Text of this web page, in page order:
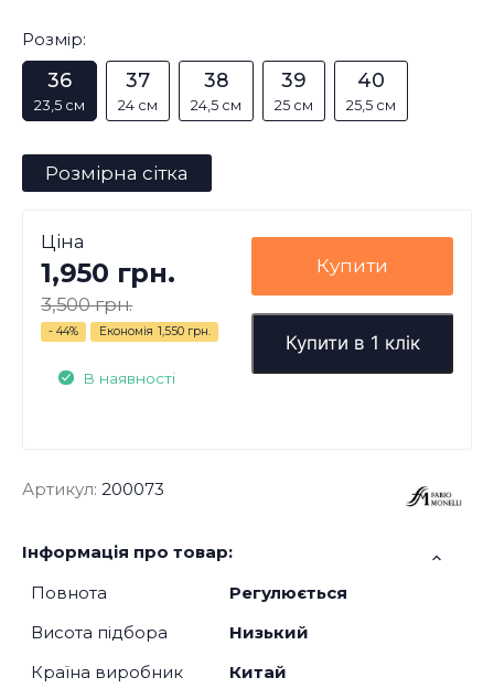
Розмір:
36
23,5 см
37
24 см
38
24,5 см
39
25 см
40
25,5 см
Розмірна сітка
Ціна
1,950 грн.
3,500 грн.
- 44% Економія 1,550 грн.
В наявності
Купити
Купити в 1 клік
Артикул: 200073
Інформація про товар:
Повнота
Регулюється
Висота підбора
Низький
Країна виробник
Китай